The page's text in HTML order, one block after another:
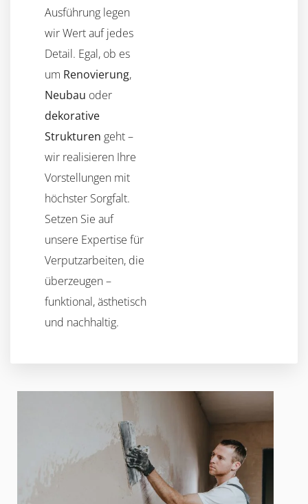
Ausführung legen
wir Wert auf jedes
Detail. Egal, ob es
um Renovierung,
Neubau oder
dekorative
Strukturen geht –
wir realisieren Ihre
Vorstellungen mit
höchster Sorgfalt.
Setzen Sie auf
unsere Expertise für
Verputzarbeiten, die
überzeugen –
funktional, ästhetisch
und nachhaltig.